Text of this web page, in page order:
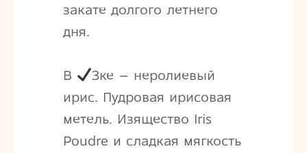
закате долгого летнего
дня.
В
3ке – неролиевый
ирис. Пудровая ирисовая
метель. Изящество Iris
Poudre и сладкая мягкость